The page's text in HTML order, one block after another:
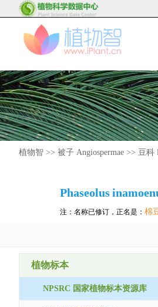
植物智 >> 被子 Angiospermae >> 豆科
Phaseolus
注：名称已修订，正名是： 棉
植物标本
NPSRC 国家植物标本资源库